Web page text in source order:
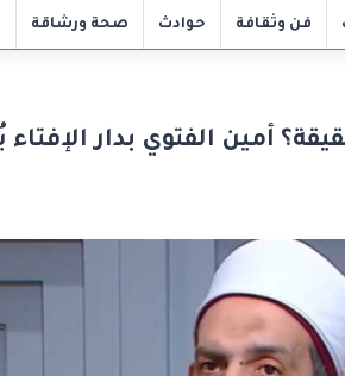
فن وثقافة حوادث صحة ورشاقة
أمين الفتوي بدار الإفتاء